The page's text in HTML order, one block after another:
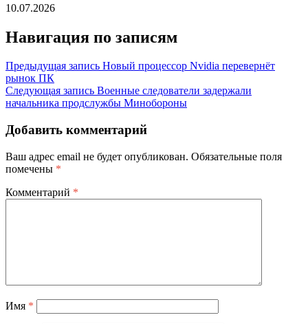
10.07.2026
Навигация по записям
Предыдущая запись Новый процессор Nvidia перевернёт
рынок ПК
Следующая запись Военные следователи задержали
начальника продслужбы Минобороны
Добавить комментарий
Ваш адрес email не будет опубликован. Обязательные поля
помечены *
Комментарий *
Имя *